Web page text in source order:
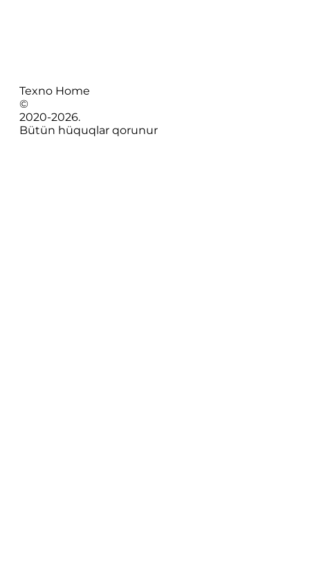
Texno Home
©
2020-2026.
Bütün hüquqlar qorunur